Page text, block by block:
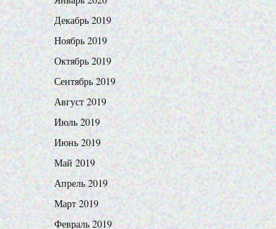
Декабрь 2019
Ноябрь 2019
Октябрь 2019
Сентябрь 2019
Август 2019
Июль 2019
Июнь 2019
Май 2019
Апрель 2019
Март 2019
Февраль 2019